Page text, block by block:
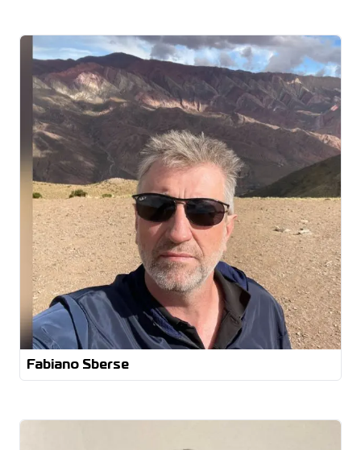
Fabiano Sberse
Eng. mecânico Técnico em Polímeros Especialista
em Projetos de moldes e matrizes